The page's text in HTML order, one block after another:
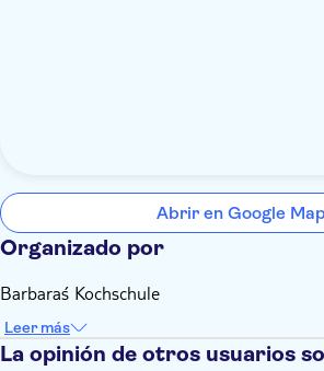
Abrir en Google
Organizado por
Barbara´s Kochschule
Leer más
La opinión de otros usuarios